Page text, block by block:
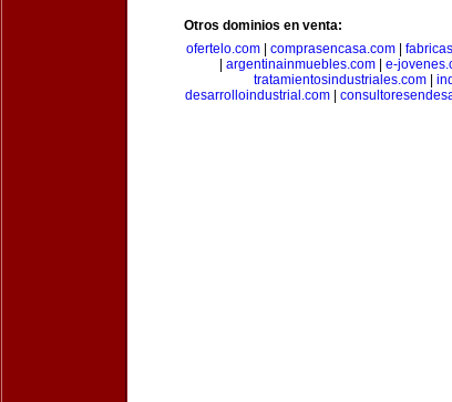
Otros dominios en venta:
ofertelo.com| comprasencasa.com|
argentinainmuebles.com| e-
tratamientosindustriales.com
desarrolloindustrial.com|